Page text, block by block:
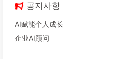
공지사항
AI赋能个人成长
企业AI顾问